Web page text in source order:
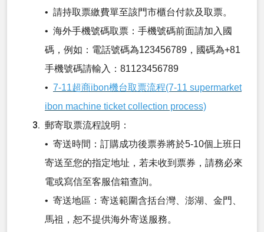
• 請持取票繳費單至該門市櫃台付款及取票。
• 海外手機號碼取票：手機號碼前面請加入國
碼，例如：電話號碼為123456789，國碼為+81
手機號碼請輸入：81123456789
• 7-11超商ibon機台取票流程(7-11 supermarket
ibon machine ticket collection process)
郵寄取票流程說明：
• 寄送時間：訂購成功後票券將於5-10個上班日
寄送至您的指定地址，若未收到票券，請務必來
電或寫信至客服信箱查詢。
• 寄送地區：寄送範圍含括台灣、澎湖、金門、
馬祖，恕不提供海外寄送服務。